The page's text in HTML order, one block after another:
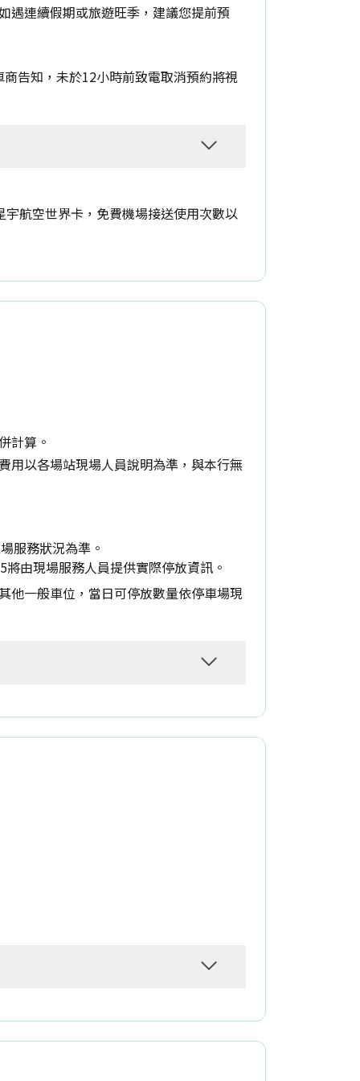
遇連續假期或旅遊旺季，建議您提前預
告知，未於12小時前致電取消預約將視
航空世界卡，免費機場接送使用次數以
計算。
用以各場站現場人員說明為準，與本行無
服務狀況為準。
由現場服務人員提供實際停放資訊。
他一般車位，當日可停放數量依停車場現